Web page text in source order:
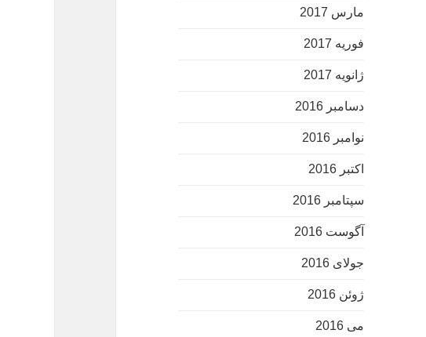
مارس 2017
فوریه 2017
ژانویه 2017
دسامبر 2016
نوامبر 2016
اکتبر 2016
سپتامبر 2016
آگوست 2016
جولای 2016
ژوئن 2016
می 2016